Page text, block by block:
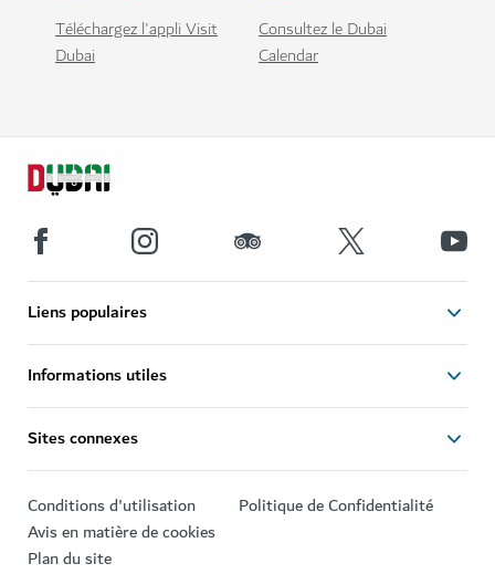
Téléchargez l'appli Visit
Dubai
Consultez le Dubai
Calendar
Liens populaires
Informations utiles
Sites connexes
Conditions d'utilisation
Politique de Confidentialité
Avis en matière de cookies
Plan du site